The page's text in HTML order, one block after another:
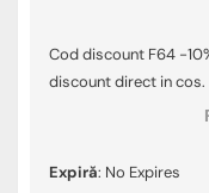
Cod discount F64 -
discount direct in cos.
Expiră: No Expires